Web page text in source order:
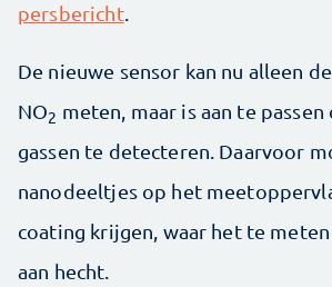
persbericht.
De nieuwe sensor kan nu alleen
NO2 meten, maar is aan te passen
gassen te detecteren. Daarvoor
nanodeeltjes op het
coating krijgen, waar het te
aan hecht.